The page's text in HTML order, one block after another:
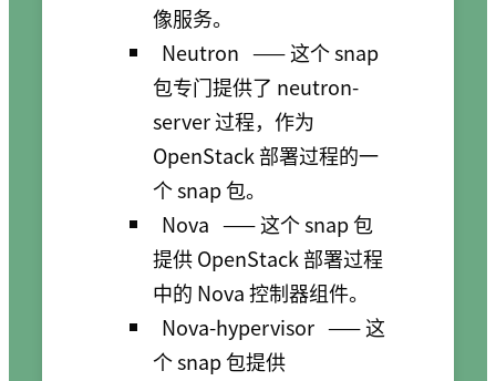
像服务。
Neutron —— 这个 snap
包专门提供了 neutron-
server 过程，作为
OpenStack 部署过程的一
个 snap 包。
Nova —— 这个 snap 包
提供 OpenStack 部署过程
中的 Nova 控制器组件。
Nova-hypervisor —— 这
个 snap 包提供